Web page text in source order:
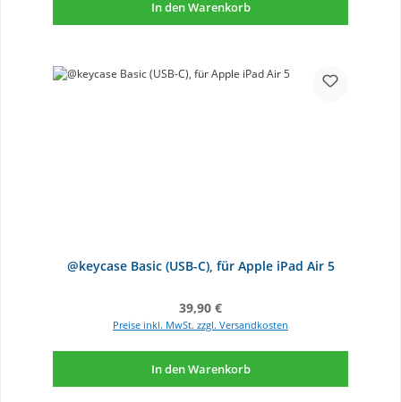
In den Warenkorb
@keycase Basic (USB-C), für Apple iPad Air 5
Regulärer Preis:
39,90 €
Preise inkl. MwSt. zzgl. Versandkosten
In den Warenkorb